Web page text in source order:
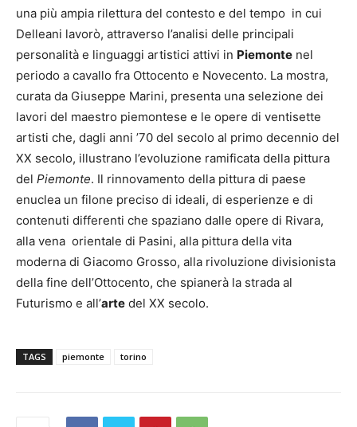
una più ampia rilettura del contesto e del tempo in cui
Delleani lavorò, attraverso l’analisi delle principali
personalità e linguaggi artistici attivi in Piemonte nel
periodo a cavallo fra Ottocento e Novecento. La mostra,
curata da Giuseppe Marini, presenta una selezione dei
lavori del maestro piemontese e le opere di ventisette
artisti che, dagli anni ’70 del secolo al primo decennio del
XX secolo, illustrano l’evoluzione ramificata della pittura
del Piemonte. Il rinnovamento della pittura di paese
enuclea un filone preciso di ideali, di esperienze e di
contenuti differenti che spaziano dalle opere di Rivara,
alla vena orientale di Pasini, alla pittura della vita
moderna di Giacomo Grosso, alla rivoluzione divisionista
della fine dell’Ottocento, che spianerà la strada al
Futurismo e all’arte del XX secolo.
TAGS piemonte torino